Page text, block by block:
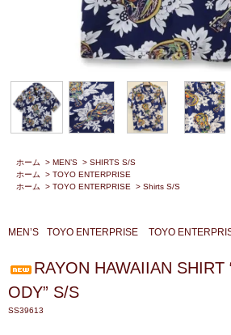
ホーム > MEN’S > SHIRTS S/S
ホーム
> TOYO ENTERPRISE
ホーム
> TOYO ENTERPRISE > Shirts S/S
MEN’S TOYO ENTERPRISE TOYO
RAYON HAWAIIAN SHIRT
ODY” S/S
SS39613